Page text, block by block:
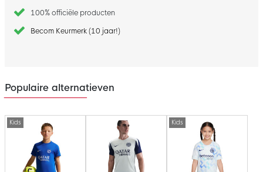
100% officiële producten
Becom Keurmerk (10 jaar!)
Populaire alternatieven
Kids Kids